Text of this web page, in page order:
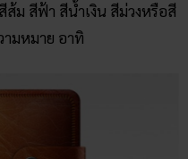
ส้ม สีฟ้า สีน้ำเงิน สีม่วงหรือสี
ามหมาย อาทิ